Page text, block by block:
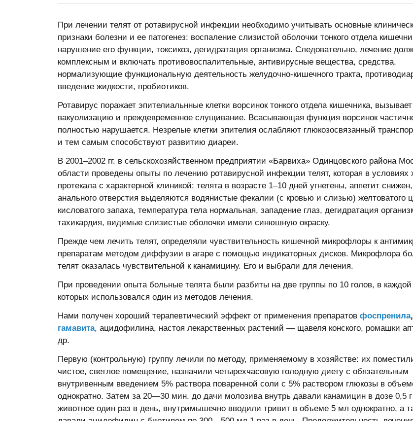
При лечении телят от ротавирусной инфекции необходимо учитывать основные
признаки болезни и ее патогенез: воспаление слизистой оболочки тонкого отдела
нарушение его функции, токсикоз, дегидратация организма. Следовательно, лечение
комплексным и включать противовоспалительные, антивирусные вещества, средства,
нормализующие функциональную деятельность желудочно-кишечного тракта,
введение жидкости, пробиотиков.
Ротавирус поражает эпителиальнные клетки ворсинок тонкого отдела кишечника, вызывает
вакуолизацию и преждевременное слущивание. Всасывающая функция ворсинок
полностью нарушается. Незрелые клетки эпителия ослабляют глюкозосвязанный
и тем самым способствуют развитию диареи.
В 2001–2002 гг. в сельскохозяйственном предприятии «Барвиха» Одинцовского района
области проведены опыты по лечению ротавирусной инфекции телят, которая в условиях
протекала с характерной клиникой: телята в возрасте 1–10 дней угнетены, аппетит
анального отверстия выделяются водянистые фекалии (с кровью и слизью) желтоватого
кисловатого запаха, температура тела нормальная, западение глаз, дегидратация
тахикардия, видимые слизистые оболочки имели синюшную окраску.
Прежде чем лечить телят, определяли чувствительность кишечной микрофлоры к
препаратам методом диффузии в агаре с помощью индикаторных дисков. Микрофлора
телят оказалась чувствительной к канамицину. Его и выбрали для лечения.
При проведении опыта больные телята были разбиты на две группы по 10 голов, в каждой
которых использовался один из методов лечения.
Нами получен хороший терапевтический эффект от применения препаратов фоспренила,
гамавита, ацидофилина, настоя лекарственных растений — щавеля конского, ромашки
др.
Первую (контрольную) группу лечили по методу, применяемому в хозяйстве: их
чистое, светлое помещение, назначили четырехчасовую голодную диету с обязательным
внутривенным введением 5% раствора поваренной соли с 5% раствором глюкозы в
однократно. Затем за 20—30 мин. до дачи молозива внутрь давали канамицин в дозе 0,5
животное один раз в день, внутримышечно вводили тривит в объеме 5 мл однократно, а